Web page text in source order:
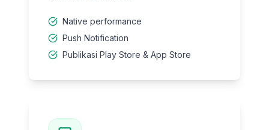
Native performance
Push Notification
Publikasi Play Store & App Store